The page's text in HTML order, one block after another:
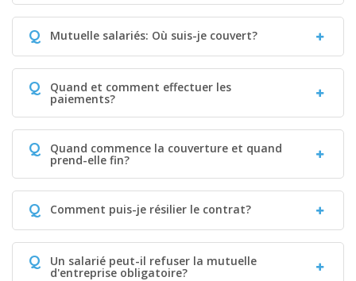
Q Mutuelle salariés: Où suis-je couvert?
Q Quand et comment effectuer les
paiements?
Q Quand commence la couverture et quand
prend-elle fin?
Q Comment puis-je résilier le contrat?
Q Un salarié peut-il refuser la mutuelle
d'entreprise obligatoire?